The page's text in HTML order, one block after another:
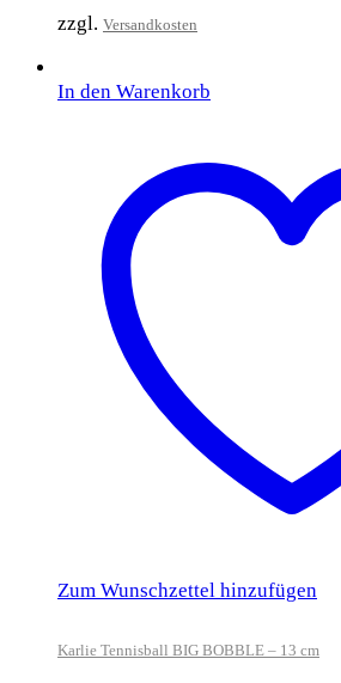
zzgl. Versandkosten
In den Warenkorb
Zum Wunschzettel hinzufügen
Karlie Tennisball BIG BOBBLE – 13 cm